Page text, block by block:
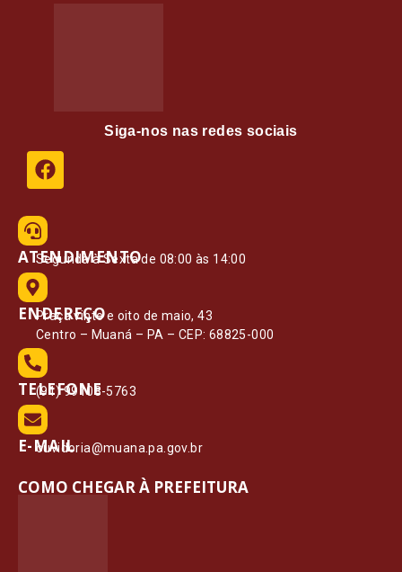
Siga-nos nas redes sociais
ATENDIMENTO
Segunda à Sexta de 08:00 às 14:00
ENDEREÇO
Praça vinte e oito de maio, 43
Centro – Muaná – PA – CEP: 68825-000
TELEFONE
(91) 99108-5763
E-MAIL
ouvidoria@muana.pa.gov.br
COMO CHEGAR À PREFEITURA